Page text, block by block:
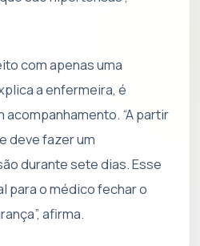
com apenas uma
a enfermeira, é
“A partir
deve fazer um
durante sete dias. Esse
para o médico fechar o
afirma.